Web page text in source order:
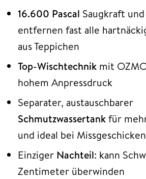
16.600 Pascal Saugkraft und
entfernen fast alle
aus Teppichen
Top-Wischtechnik mit
hohem Anpressdruck
Separater, austauschbarer
Schmutzwassertankfür
und ideal bei
Einziger Nachteil: kann
Zentimeter überwinden